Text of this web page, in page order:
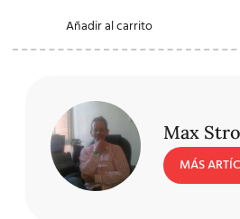
Añadir al carrito
Max
MÁS